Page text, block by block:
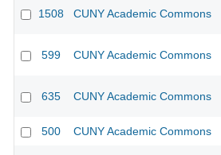
1508 CUNY Academic Commons
599 CUNY Academic Commons
635 CUNY Academic Commons
500 CUNY Academic Commons